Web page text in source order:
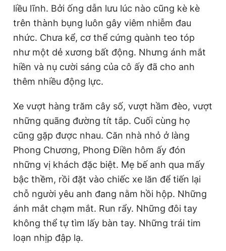
liều lĩnh. Bởi ống dẫn lưu lúc nào cũng kè kè
trên thành bụng luôn gây viêm nhiễm đau
nhức. Chưa kể, cơ thể cứng quành teo tóp
như một dẻ xương bất động. Nhưng ánh mắt
hiền và nụ cười sáng của cô ấy đã cho anh
thêm nhiều động lực.
Xe vượt hàng trăm cây số, vượt hầm đèo, vượt
những quãng đường tít tắp. Cuối cùng họ
cũng gặp được nhau. Căn nhà nhỏ ở làng
Phong Chương, Phong Điền hôm ấy đón
những vị khách đặc biệt. Mẹ bế anh qua mấy
bậc thềm, rồi đặt vào chiếc xe lăn để tiến lại
chỗ người yêu anh đang nằm hồi hộp. Những
ánh mắt chạm mắt. Run rẩy. Những đôi tay
không thể tự tìm lấy bàn tay. Những trái tim
loạn nhịp đập lạ.